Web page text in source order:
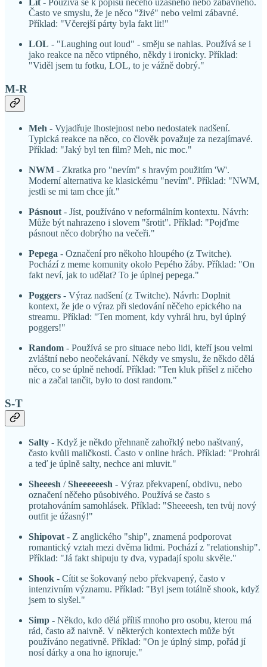
Lit- Používá se k popisu něčeho úžasného nebo zábavného.
Často ve smyslu, že je něco "živé" nebo velmi zábavné.
Příklad: "Včerejší párty byla fakt lit!"
LOL - "Laughing out loud" - směju se nahlas. Používá se i
jako reakce na něco vtipného, někdy i ironicky. Příklad:
"Viděl jsem tu fotku, LOL, to je vážně dobrý."
M-R
Meh - Vyjadřuje lhostejnost nebo nedostatek nadšení.
Typická reakce na něco, co člověk považuje za nezajímavé.
Příklad: "Jaký byl ten film? Meh, nic moc."
NWM - Zkratka pro "nevím" s hravým použitím 'W'.
Moderní alternativa ke klasickému "nevím". Příklad: "NWM,
jestli se mi tam chce jít."
Pásnout - Jíst, používáno v neformálním kontextu. Návrh:
Může být nahrazeno i slovem "šrotit". Příklad: "Pojďme
pásnout něco dobrýho na večeři."
Pepega - Označení pro někoho hloupého (z Twitche).
Pochází z meme komunity okolo Pepého žáby. Příklad: "On
fakt neví, jak to udělat? To je úplnej pepega."
Poggers - Výraz nadšení (z Twitche). Návrh: Doplnit
kontext, že jde o výraz při sledování něčeho epického na
streamu. Příklad: "Ten moment, kdy vyhrál hru, byl úplný
poggers!"
Random - Používá se pro situace nebo lidi, kteří jsou velmi
zvláštní nebo neočekávaní. Někdy ve smyslu, že někdo dělá
něco, co se úplně nehodí. Příklad: "Ten kluk přišel z ničeho
nic a začal tančit, bylo to dost random."
S-T
Salty - Když je někdo přehnaně zahořklý nebo naštvaný,
často kvůli maličkosti. Často v online hrách. Příklad: "Prohrál
a teď je úplně salty, nechce ani mluvit."
Sheeesh /Sheeeeeesh - Výraz překvapení, obdivu, nebo
označení něčeho působivého. Používá se často s
protahováním samohlásek. Příklad: "Sheeeesh, ten tvůj nový
outfit je úžasný!"
Shipovat - Z anglického "ship", znamená podporovat
romantický vztah mezi dvěma lidmi. Pochází z "relationship".
Příklad: "Já fakt shipuju ty dva, vypadají spolu skvěle."
Shook - Cítit se šokovaný nebo překvapený, často v
intenzivním významu. Příklad: "Byl jsem totálně shook, když
jsem to slyšel."
Simp - Někdo, kdo dělá příliš mnoho pro osobu, kterou má
rád, často až naivně. V některých kontextech může být
používáno negativně. Příklad: "On je úplný simp, pořád jí
nosí dárky a ona ho ignoruje."